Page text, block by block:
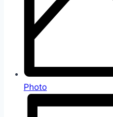
Photo